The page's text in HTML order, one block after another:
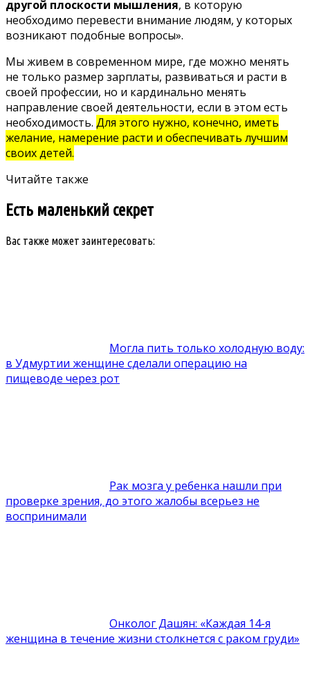
другой плоскости мышления, в которую
необходимо перевести внимание людям, у которых
возникают подобные вопросы».
Мы живем в современном мире, где можно менять
не только размер зарплаты, развиваться и расти в
своей профессии, но и кардинально менять
направление своей деятельности, если в этом есть
необходимость. Для этого нужно, конечно, иметь
желание, намерение расти и обеспечивать лучшим
своих детей.
Читайте также
Есть маленький секрет
Вас также может заинтересовать:
Могла пить только холодную воду:
в Удмуртии женщине сделали операцию на
пищеводе через рот
Рак мозга у ребенка нашли при
проверке зрения, до этого жалобы всерьез не
воспринимали
Онколог Дашян: «Каждая 14-я
женщина в течение жизни столкнется с раком груди»